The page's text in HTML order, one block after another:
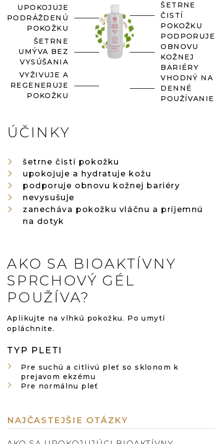
UPOKOJUJE
PODRÁŽDENÚ
POKOŽKU
ŠETRNE
UMÝVA BEZ
VYSÚŠANIA
VYŽIVUJE A
REGENERUJE
POKOŽKU
ŠETRNE
ČISTÍ
POKOŽKU
PODPORUJE
OBNOVU
KOŽNEJ
BARIÉRY
VHODNÝ NA
DENNÉ
POUŽÍVANIE
ÚČINKY
šetrne čistí pokožku
upokojuje a hydratuje kožu
podporuje obnovu kožnej bariéry
nevysušuje
zanecháva pokožku vláčnu a príjemnú
na dotyk
AKO SA BIOAKTÍVNY
SPRCHOVÝ GÉL
POUŽÍVA?
Aplikujte na vlhkú pokožku. Po umytí
opláchnite.
TYP PLETI
Pre suchú a citlivú pleť so sklonom k
prejavom ekzému
Pre normálnu pleť
NAJČASTEJŠIE OTÁZKY